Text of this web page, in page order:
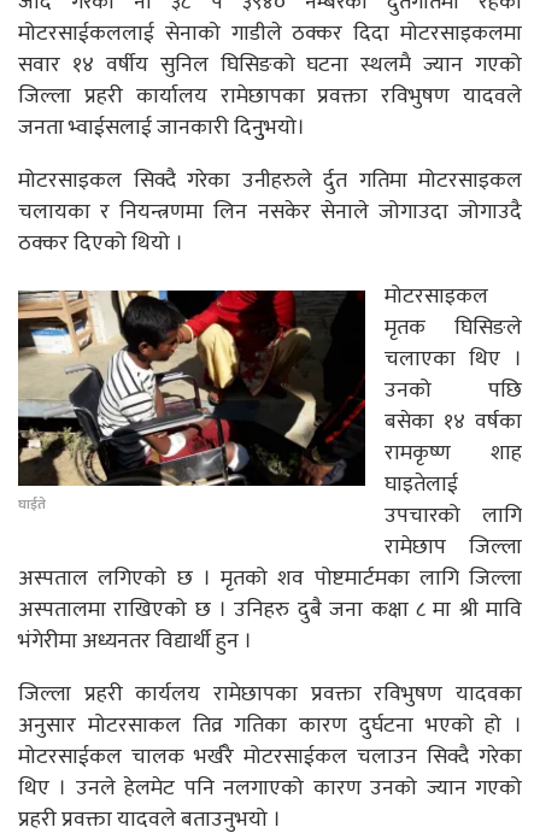
मोटरसाईकललाई सेनाको गाडीले ठक्कर दिदा मोटरसाइकलमा
सवार १४ वर्षीय सुनिल घिसिङको घटना स्थलमै ज्यान गएको
जिल्ला प्रहरी कार्यालय रामेछापका प्रवक्ता रविभुषण यादवले
जनता भ्वाईसलाई जानकारी दिनुुभयो।
मोटरसाइकल सिक्दै गरेका उनीहरुले र्दुत गतिमा मोटरसाइकल
चलायका र नियन्त्रणमा लिन नसकेर सेनाले जोगाउदा जोगाउदै
ठक्कर दिएको थियो ।
घाईते
मोटरसाइकल
मृतक घिसिङले
चलाएका थिए ।
उनको पछि
बसेका १४ वर्षका
रामकृष्ण शाह
घाइतेलाई
उपचारको लागि
रामेछाप जिल्ला
अस्पताल लगिएको छ । मृतको शव पोष्टमार्टमका लागि जिल्ला
अस्पतालमा राखिएको छ । उनिहरु दुबै जना कक्षा ८ मा श्री मावि
भंगेरीमा अध्यनतर विद्यार्थी हुन ।
जिल्ला प्रहरी कार्यलय रामेछापका प्रवक्ता रविभुषण यादवका
अनुसार मोटरसाकल तिव्र गतिका कारण दुर्घटना भएको हो ।
मोटरसाईकल चालक भर्खरै मोटरसाईकल चलाउन सिक्दै गरेका
थिए । उनले हेलमेट पनि नलगाएको कारण उनको ज्यान गएको
प्रहरी प्रवक्ता यादवले बताउनुभयो ।